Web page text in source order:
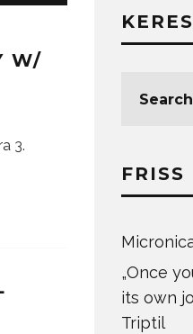
W/
3.
FRISS
„Once
its own
Triptil